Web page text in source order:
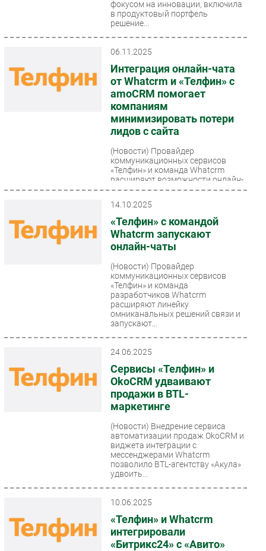
фокусом на инновации, включила
в продуктовый портфель
решение...
06.11.2025
Интеграция онлайн-чата
от Whatcrm и «Телфин» с
amoCRM помогает
компаниям
минимизировать потери
лидов с сайта
(Новости) Провайдер
коммуникационных сервисов
«Телфин» и команда Whatcrm
расширяют возможности онлайн-
чата Whatcrm. Благодаря новой
14.10.2025
«Телфин» с командой
Whatcrm запускают
онлайн-чаты
(Новости) Провайдер
коммуникационных сервисов
«Телфин» и команда
разработчиков Whatcrm
расширяют линейку
омниканальных решений связи и
запускают...
24.06.2025
Сервисы «Телфин» и
OkoCRM удваивают
продажи в BTL-
маркетинге
(Новости) Внедрение сервиса
автоматизации продаж OkoCRM и
виджета интеграции с
мессенджерами Whatcrm
позволило BTL-агентству «Акула»
удвоить...
10.06.2025
«Телфин» и Whatcrm
интегрировали
«Битрикс24» с «Авито»